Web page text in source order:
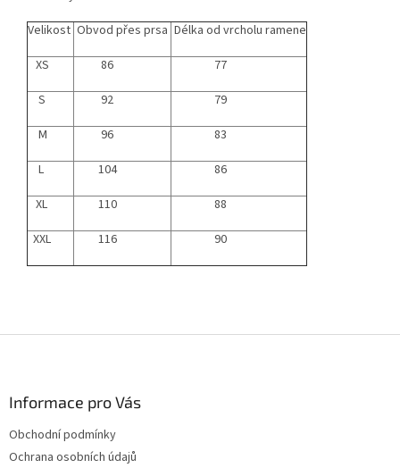
Velikost Obvod přes prsa Délka od vrcholu ramene
XS
86
77
S
92
79
M
96
83
L
104
86
XL
110
88
XXL
116 90
Informace pro Vás
Obchodní podmínky
Ochrana osobních údajů